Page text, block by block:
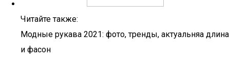
Читайте также:
Модные рукава 2021: фото, тренды, актуальняа длина
и фасон